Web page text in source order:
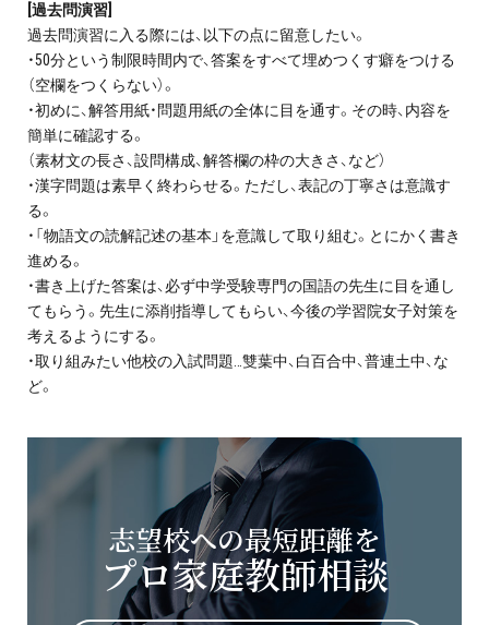
受付:9:30～21:30(定休:日曜・祝日)
お問い合わせ・資料請求
無料体験授業とは
[過去問演習]
過去問演習に入る際には、以下の点に留意したい。
・50分という制限時間内で、答案をすべて埋めつくす癖をつける
（空欄をつくらない）。
・初めに、解答用紙・問題用紙の全体に目を通す。その時、内容を
簡単に確認する。
（素材文の長さ、設問構成、解答欄の枠の大きさ、など）
・漢字問題は素早く終わらせる。ただし、表記の丁寧さは意識す
る。
・「物語文の読解記述の基本」を意識して取り組む。とにかく書き
進める。
・書き上げた答案は、必ず中学受験専門の国語の先生に目を通し
てもらう。先生に添削指導してもらい、今後の学習院女子対策を
考えるようにする。
・取り組みたい他校の入試問題…雙葉中、白百合中、普連土中、な
ど。
志望校への最短距離を
プロ家庭教師相談